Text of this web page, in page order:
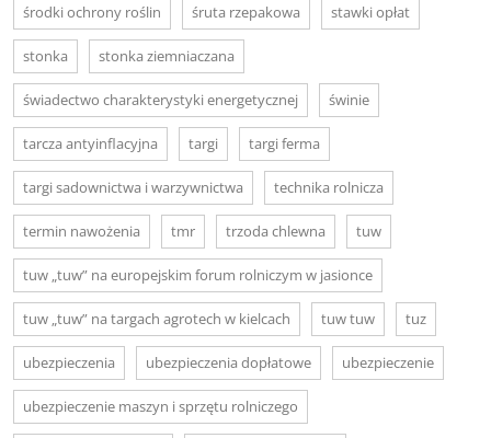
środki ochrony roślin śruta rzepakowa stawki opłat
stonka stonka ziemniaczana
świadectwo charakterystyki energetycznej świnie
tarcza antyinflacyjna targi targi ferma
targi sadownictwa i warzywnictwa technika rolnicza
termin nawożenia tmr trzoda chlewna tuw
tuw „tuw” na europejskim forum rolniczym w jasionce
tuw „tuw” na targach agrotech w kielcach tuw tuw tuz
ubezpieczenia ubezpieczenia dopłatowe ubezpieczenie
ubezpieczenie maszyn i sprzętu rolniczego